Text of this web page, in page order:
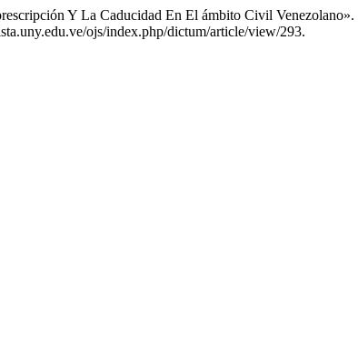
Y La Caducidad En El ámbito Civil Venezolano».
ojs/index.php/dictum/article/view/293.